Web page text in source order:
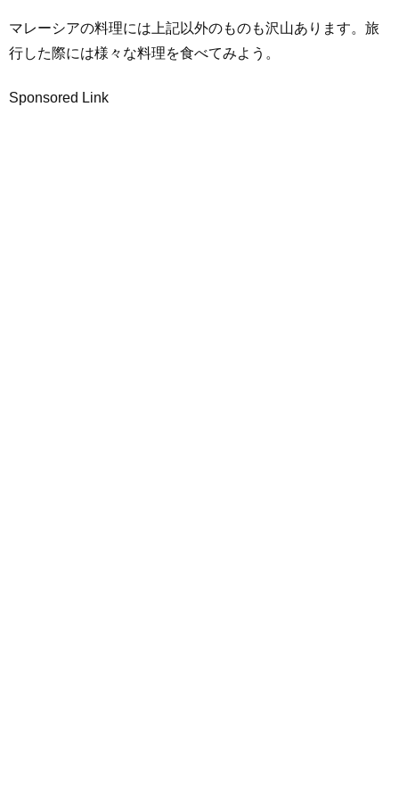
マレーシアの料理には上記以外のものも沢山あります。旅
行した際には様々な料理を食べてみよう。
Sponsored Link